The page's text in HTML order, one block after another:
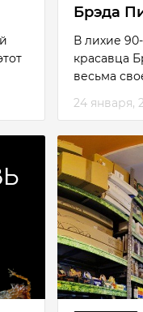
Брэда
В лихие
красавца
весьма
24 января,